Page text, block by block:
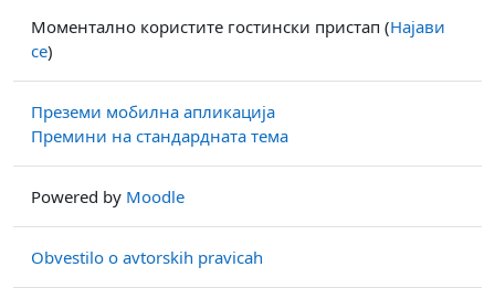
Моментално користите гостински пристап (Најави
се)
Преземи мобилна апликација
Премини на стандардната тема
Powered by Moodle
Obvestilo o avtorskih pravicah